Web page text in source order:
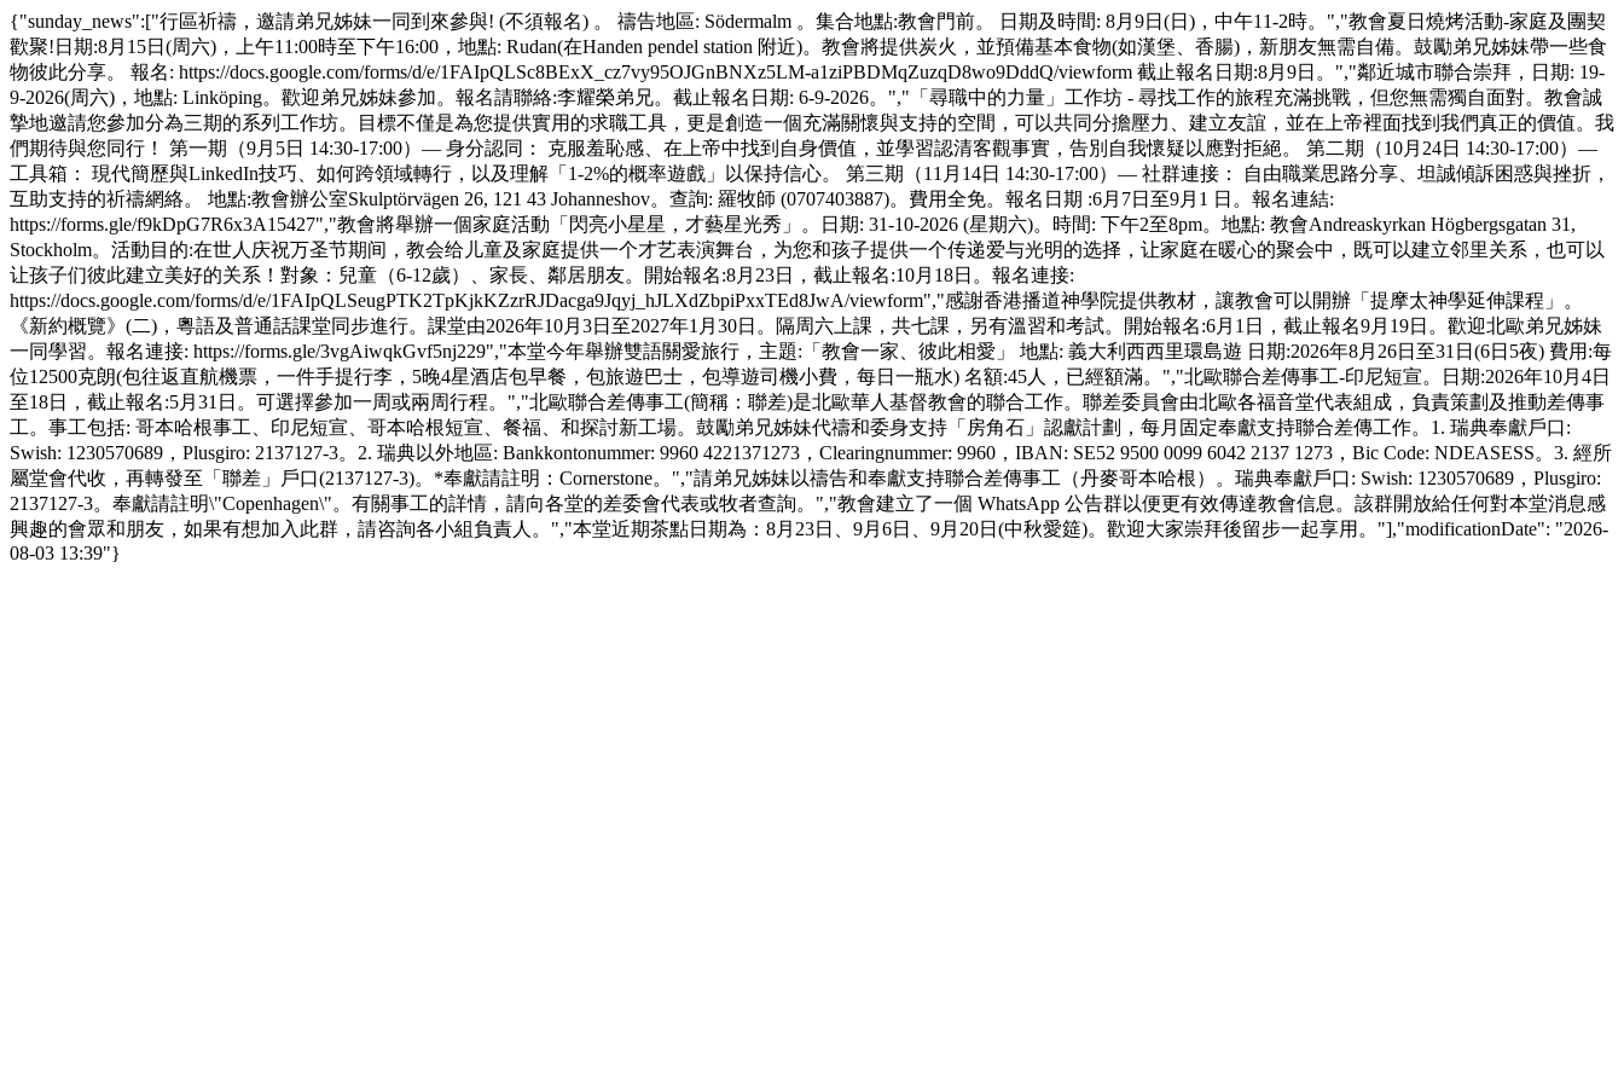
{"sunday_news":["行區祈禱，邀請弟兄姊妹一同到來參與! (不須報名) 。 禱告地區: Södermalm 。集合地點:教會門前。 日期及時間: 8月9日(日)，中午11-2時。","教會夏日燒烤活動-家庭及團契
歡聚!日期:8月15日(周六)，上午11:00時至下午16:00，地點: Rudan(在Handen pendel station 附近)。教會將提供炭火，並預備基本食物(如漢堡、香腸)，新朋友無需自備。鼓勵弟兄姊妹帶一些食
物彼此分享。 報名: https://docs.google.com/forms/d/e/1FAIpQLSc8BExX_cz7vy95OJGnBNXz5LM-a1ziPBDMqZuzqD8wo9DddQ/viewform 截止報名日期:8月9日。","鄰近城市聯合崇拜，日期: 19-
9-2026(周六)，地點: Linköping。歡迎弟兄姊妹參加。報名請聯絡:李耀榮弟兄。截止報名日期: 6-9-2026。","「尋職中的力量」工作坊 - 尋找工作的旅程充滿挑戰，但您無需獨自面對。教會誠
摯地邀請您參加分為三期的系列工作坊。目標不僅是為您提供實用的求職工具，更是創造一個充滿關懷與支持的空間，可以共同分擔壓力、建立友誼，並在上帝裡面找到我們真正的價值。我
們期待與您同行！ 第一期（9月5日 14:30-17:00）— 身分認同： 克服羞恥感、在上帝中找到自身價值，並學習認清客觀事實，告別自我懷疑以應對拒絕。 第二期（10月24日 14:30-17:00）—
工具箱： 現代簡歷與LinkedIn技巧、如何跨領域轉行，以及理解「1-2%的概率遊戲」以保持信心。 第三期（11月14日 14:30-17:00）— 社群連接： 自由職業思路分享、坦誠傾訴困惑與挫折，
互助支持的祈禱網絡。 地點:教會辦公室Skulptörvägen 26, 121 43 Johanneshov。查詢: 羅牧師 (0707403887)。費用全免。報名日期 :6月7日至9月1 日。報名連結:
https://forms.gle/f9kDpG7R6x3A15427","教會將舉辦一個家庭活動「閃亮小星星，才藝星光秀」。日期: 31-10-2026 (星期六)。時間: 下午2至8pm。地點: 教會Andreaskyrkan Högbergsgatan 31,
Stockholm。活動目的:在世人庆祝万圣节期间，教会给儿童及家庭提供一个才艺表演舞台，为您和孩子提供一个传递爱与光明的选择，让家庭在暖心的聚会中，既可以建立邻里关系，也可以
让孩子们彼此建立美好的关系！對象：兒童（6-12歲）、家長、鄰居朋友。開始報名:8月23日，截止報名:10月18日。報名連接:
https://docs.google.com/forms/d/e/1FAIpQLSeugPTK2TpKjkKZzrRJDacga9Jqyj_hJLXdZbpiPxxTEd8JwA/viewform","感謝香港播道神學院提供教材，讓教會可以開辦「提摩太神學延伸課程」。
《新約概覽》(二)，粵語及普通話課堂同步進行。課堂由2026年10月3日至2027年1月30日。隔周六上課，共七課，另有溫習和考試。開始報名:6月1日，截止報名9月19日。歡迎北歐弟兄姊妹
一同學習。報名連接: https://forms.gle/3vgAiwqkGvf5nj229","本堂今年舉辦雙語關愛旅行，主題:「教會一家、彼此相愛」 地點: 義大利西西里環島遊 日期:2026年8月26日至31日(6日5夜) 費用:每
位12500克朗(包往返直航機票，一件手提行李，5晚4星酒店包早餐，包旅遊巴士，包導遊司機小費，每日一瓶水) 名額:45人，已經額滿。","北歐聯合差傳事工-印尼短宣。日期:2026年10月4日
至18日，截止報名:5月31日。可選擇參加一周或兩周行程。","北歐聯合差傳事工(簡稱：聯差)是北歐華人基督教會的聯合工作。聯差委員會由北歐各福音堂代表組成，負責策劃及推動差傳事
工。事工包括: 哥本哈根事工、印尼短宣、哥本哈根短宣、餐福、和探討新工場。鼓勵弟兄姊妹代禱和委身支持「房角石」認獻計劃，每月固定奉獻支持聯合差傳工作。1. 瑞典奉獻戶口:
Swish: 1230570689，Plusgiro: 2137127-3。2. 瑞典以外地區: Bankkontonummer: 9960 4221371273，Clearingnummer: 9960，IBAN: SE52 9500 0099 6042 2137 1273，Bic Code: NDEASESS。3. 經所
屬堂會代收，再轉發至「聯差」戶口(2137127-3)。*奉獻請註明：Cornerstone。","請弟兄姊妹以禱告和奉獻支持聯合差傳事工（丹麥哥本哈根）。瑞典奉獻戶口: Swish: 1230570689，Plusgiro:
2137127-3。奉獻請註明\"Copenhagen\"。有關事工的詳情，請向各堂的差委會代表或牧者查詢。","教會建立了一個 WhatsApp 公告群以便更有效傳達教會信息。該群開放給任何對本堂消息感
興趣的會眾和朋友，如果有想加入此群，請咨詢各小組負責人。","本堂近期茶點日期為：8月23日、9月6日、9月20日(中秋愛筵)。歡迎大家崇拜後留步一起享用。"],"modificationDate": "2026-
08-03 13:39"}